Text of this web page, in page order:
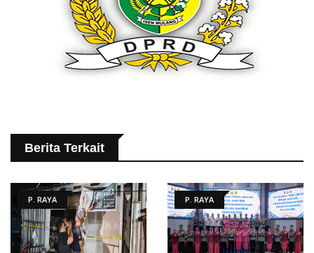
Berita Terkait
P. RAYA P. RAYA